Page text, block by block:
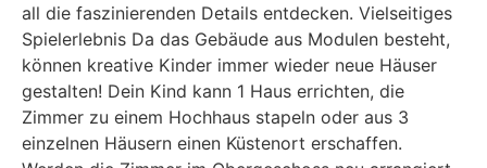
all die faszinierenden Details entdecken. Vielseitiges
Spielerlebnis Da das Gebäude aus Modulen besteht,
können kreative Kinder immer wieder neue Häuser
gestalten! Dein Kind kann 1 Haus errichten, die
Zimmer zu einem Hochhaus stapeln oder aus 3
einzelnen Häusern einen Küstenort erschaffen.